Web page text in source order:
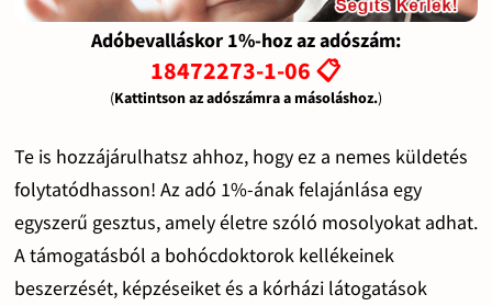
Adóbevalláskor 1%-hoz az adószám:
18472273-1-06 📋
(Kattintson az adószámra a másoláshoz.)
Te is hozzájárulhatsz ahhoz, hogy ez a nemes küldetés
folytatódhasson! Az adó 1%-ának felajánlása egy
egyszerű gesztus, amely életre szóló mosolyokat adhat.
A támogatásból a bohócdoktorok kellékeinek
beszerzését, képzéseiket és a kórházi látogatások